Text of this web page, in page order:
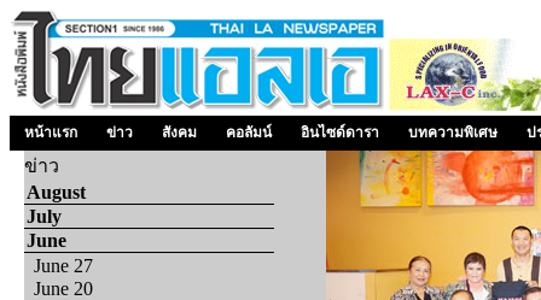
หน้าแรก ข่าว สังคม คอลัมน์ อินไซด์ดารา บทความพิเศษ ป
ข่าว
August
July
June
June 27
June 20